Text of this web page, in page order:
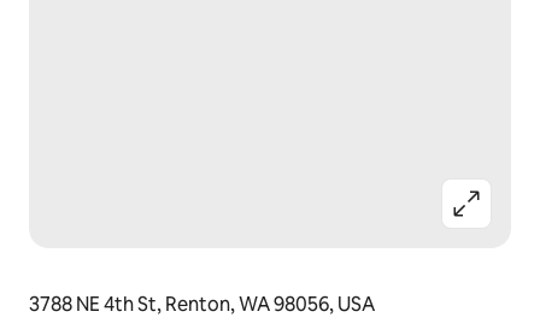
3788 NE 4th St, Renton, WA 98056, USA